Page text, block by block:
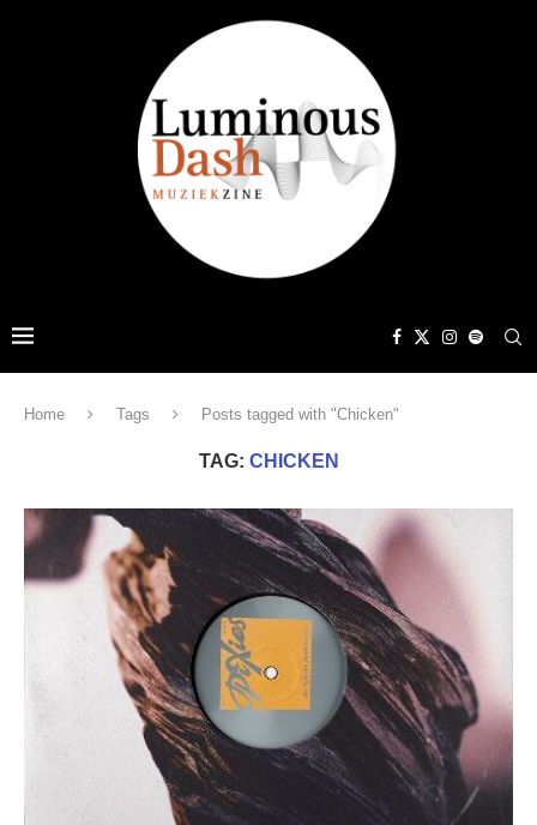
Home Tags Posts tagged with "Chicken"
TAG: CHICKEN